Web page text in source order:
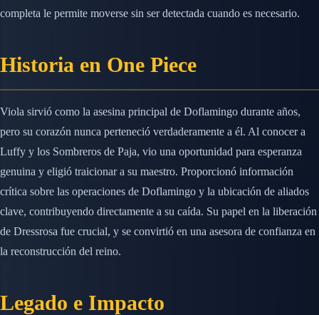
completa le permite moverse sin ser detectada cuando es necesario.
Historia en One Piece
Viola sirvió como la asesina principal de Doflamingo durante años,
pero su corazón nunca perteneció verdaderamente a él. Al conocer a
Luffy y los Sombreros de Paja, vio una oportunidad para esperanza
genuina y eligió traicionar a su maestro. Proporcionó información
crítica sobre las operaciones de Doflamingo y la ubicación de aliados
clave, contribuyendo directamente a su caída. Su papel en la liberación
de Dressrosa fue crucial, y se convirtió en una asesora de confianza en
la reconstrucción del reino.
Legado e Impacto